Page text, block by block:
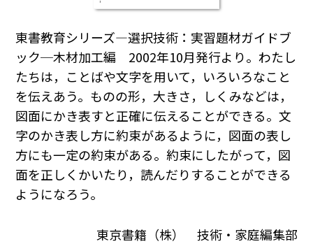
東書教育シリーズ―選択技術：実習題材ガイドブ
ック─木材加工編 2002年10月発行より。わたし
たちは，ことばや文字を用いて，いろいろなこと
を伝えあう。ものの形，大きさ，しくみなどは，
図面にかき表すと正確に伝えることができる。文
字のかき表し方に約束があるように，図面の表し
方にも一定の約束がある。約束にしたがって，図
面を正しくかいたり，読んだりすることができる
ようになろう。
東京書籍（株） 技術・家庭編集部